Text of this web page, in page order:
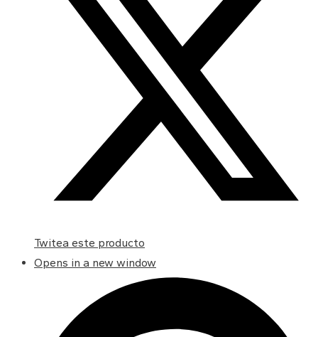
Twitea este producto
Opens in a new window